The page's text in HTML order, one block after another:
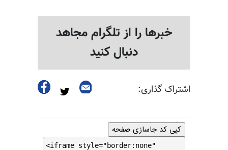
خبرها را از تلگرام مجاهد
دنبال کنید
اشتراک گذاری:
کپی کد جاسازی صفحه
<iframe style="border:none"